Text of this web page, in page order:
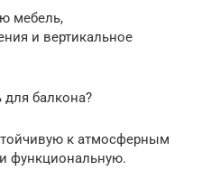
мебель,
и вертикальное
балкона?
к атмосферным
функциональную.